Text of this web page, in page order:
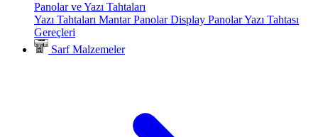
Panolar ve Yazı Tahtaları
Yazı Tahtaları Mantar PanolarDisplay PanolarYazı Tahtası
Gereçleri
Sarf Malzemeler